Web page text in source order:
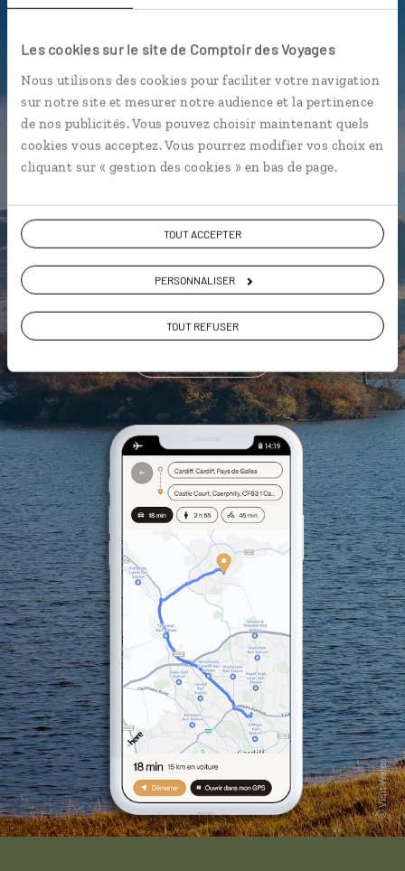
Les cookies sur le site de Comptoir des Voyages
Nous utilisons des cookies pour faciliter votre navigation
sur notre site et mesurer notre audience et la pertinence
de nos publicités. Vous pouvez choisir maintenant quels
cookies vous acceptez. Vous pourrez modifier vos choix en
cliquant sur « gestion des cookies » en bas de page.
TOUT ACCEPTER
PERSONNALISER
TOUT REFUSER
l'appli qui vous guide au Pays de
Galles
L’itinéraire vers votre votrebed
and breakfast en 1 clic
Les plus beaux châteaux
géolocalisés
L'album souvenirs à composer
vous-même